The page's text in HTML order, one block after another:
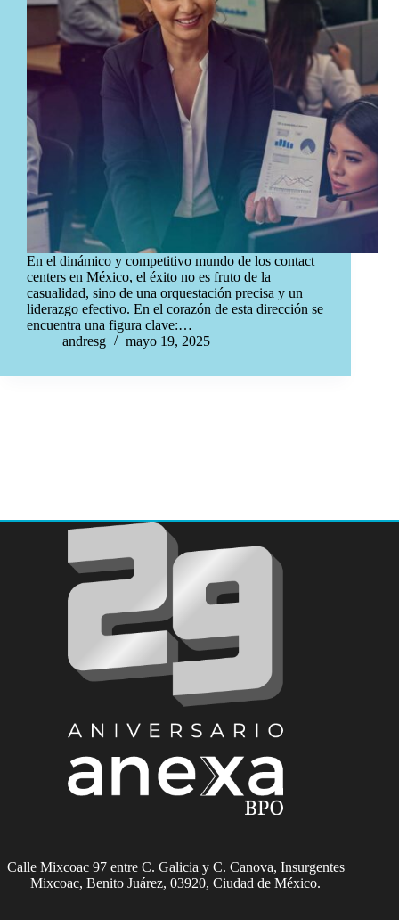
En el dinámico y competitivo mundo de los contact
centers en México, el éxito no es fruto de la
casualidad, sino de una orquestación precisa y un
liderazgo efectivo. En el corazón de esta dirección se
encuentra una figura clave:…
andresg
mayo 19, 2025
Calle Mixcoac 97 entre C. Galicia y C. Canova, Insurgentes
Mixcoac, Benito Juárez, 03920, Ciudad de México.